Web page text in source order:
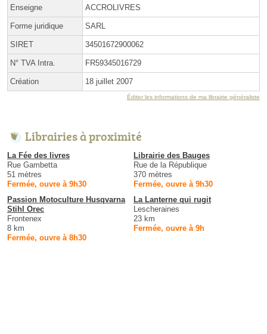
Enseigne ACCROLIVRES
Forme juridique SARL
SIRET 34501672900062
N° TVA Intra. FR59345016729
Création 18 juillet 2007
Éditer les informations de ma librairie généraliste
Librairies à proximité
La Fée des livres
Rue Gambetta
51 mètres
Fermée, ouvre à 9h30
Librairie des Bauges
Rue de la République
370 mètres
Fermée, ouvre à 9h30
Passion Motoculture Husqvarna
Stihl Orec
Frontenex
8 km
Fermée, ouvre à 8h30
La Lanterne qui rugit
Lescheraines
23 km
Fermée, ouvre à 9h